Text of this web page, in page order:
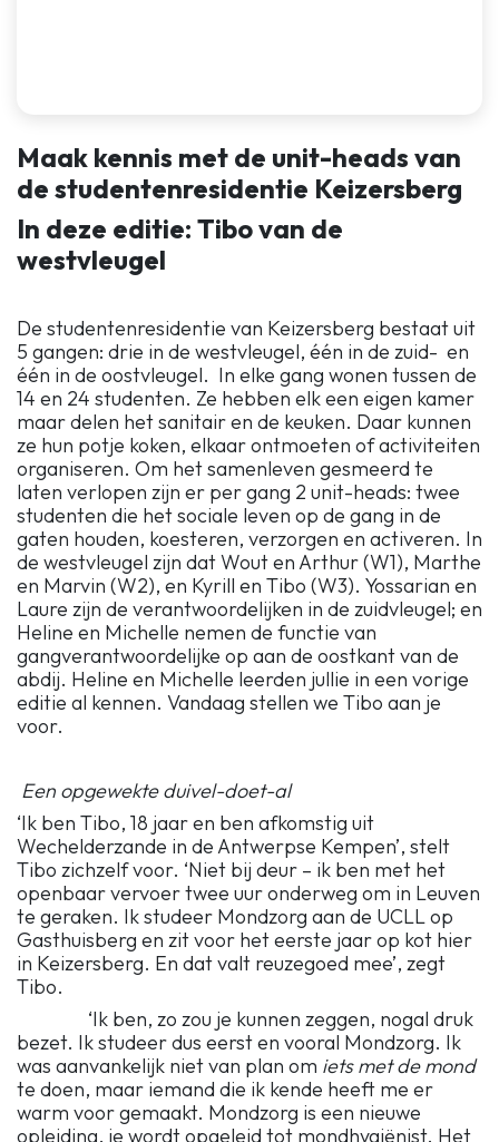
Maak kennis met de unit-heads van
de studentenresidentie Keizersberg
In deze editie: Tibo van de
westvleugel
De studentenresidentie van Keizersberg bestaat uit
5 gangen: drie in de westvleugel, één in de zuid- en
één in de oostvleugel. In elke gang wonen tussen de
14 en 24 studenten. Ze hebben elk een eigen kamer
maar delen het sanitair en de keuken. Daar kunnen
ze hun potje koken, elkaar ontmoeten of activiteiten
organiseren. Om het samenleven gesmeerd te
laten verlopen zijn er per gang 2 unit-heads: twee
studenten die het sociale leven op de gang in de
gaten houden, koesteren, verzorgen en activeren. In
de westvleugel zijn dat Wout en Arthur (W1), Marthe
en Marvin (W2), en Kyrill en Tibo (W3). Yossarian en
Laure zijn de verantwoordelijken in de zuidvleugel; en
Heline en Michelle nemen de functie van
gangverantwoordelijke op aan de oostkant van de
abdij. Heline en Michelle leerden jullie in een vorige
editie al kennen. Vandaag stellen we Tibo aan je
voor.
Een opgewekte duivel-doet-al
‘Ik ben Tibo, 18 jaar en ben afkomstig uit
Wechelderzande in de Antwerpse Kempen’, stelt
Tibo zichzelf voor. ‘Niet bij deur – ik ben met het
openbaar vervoer twee uur onderweg om in Leuven
te geraken. Ik studeer Mondzorg aan de UCLL op
Gasthuisberg en zit voor het eerste jaar op kot hier
in Keizersberg. En dat valt reuzegoed mee’, zegt
Tibo.
‘Ik ben, zo zou je kunnen zeggen, nogal druk
bezet. Ik studeer dus eerst en vooral Mondzorg. Ik
was aanvankelijk niet van plan om iets met de mond
te doen, maar iemand die ik kende heeft me er
warm voor gemaakt. Mondzorg is een nieuwe
opleiding, je wordt opgeleid tot mondhygiënist. Het